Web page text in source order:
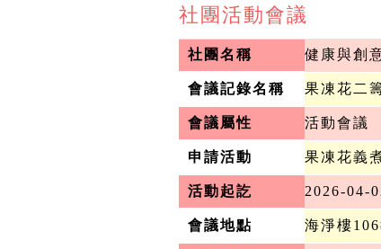
社團活動會議
社團名稱 健康與創
會議記錄名稱 果凍花二
會議屬性 活動會議
申請活動 果凍花義
活動起訖 2026-04-
會議地點 海淨樓